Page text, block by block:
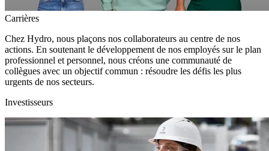
Carrières
Chez Hydro, nous plaçons nos collaborateurs au centre de nos
actions. En soutenant le développement de nos employés sur le plan
professionnel et personnel, nous créons une communauté de
collègues avec un objectif commun : résoudre les défis les plus
urgents de nos secteurs.
Investisseurs